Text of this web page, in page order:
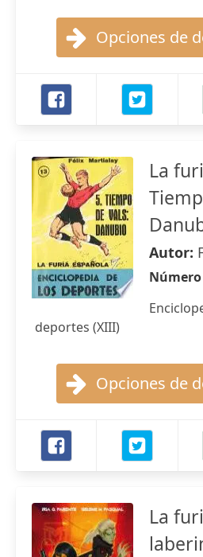
Opciones de
La
Autor:
deportes (XIII)
Opciones de
La